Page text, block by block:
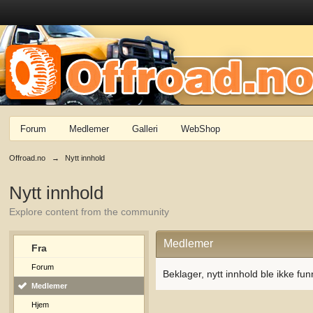
Forum Medlemer Galleri WebShop
Offroad.no → Nytt innhold
Nytt innhold
Explore content from the community
Fra
Forum
Medlemer
Hjem
Medlemer
Beklager, nytt innhold ble ikke